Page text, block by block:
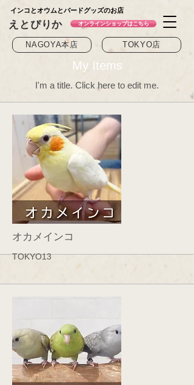
インコとオウムとバードグッズのお店
えとぴりか オンラインショップはこちら
NAGOYA本店 TOKYO店
My Items
I'm a title. ​Click here to edit me.
オカメインコ
TOKYO13